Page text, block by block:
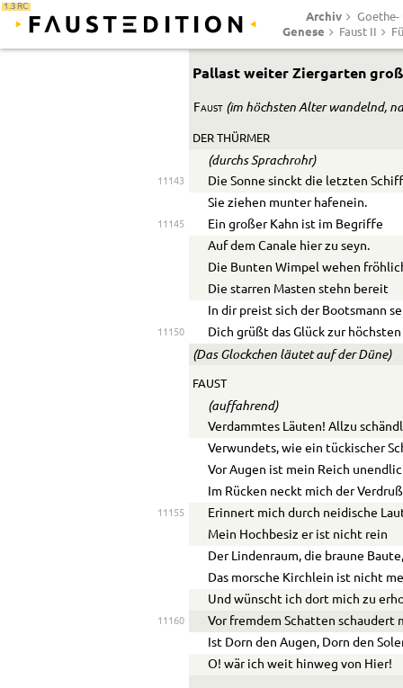
1.3 RC
Archiv Goethe-
Genese Faust II
Pallast weiter Ziergarten
Faust (im höchsten Alter wandelnd,
DER THÜRMER
(durchs Sprachrohr)
11143
Die Sonne sinckt die letzten
Sie ziehen munter hafenein.
11145
Ein großer Kahn ist im Begriffe
Auf dem Canale hier zu seyn.
Die Bunten Wimpel wehen
Die starren Masten stehn bereit
In dir preist sich der Bootsmann
11150 Dich grüßt das Glück zur
(Das Glockchen läutet auf der Düne)
FAUST
(auffahrend)
Verdammtes Läuten! Allzu
Verwundets, wie ein tückischer
Vor Augen ist mein Reich
Im Rücken neckt mich der
11155
Erinnert mich durch neidische
Mein Hochbesiz er ist nicht rein
Der Lindenraum, die braune
Das morsche Kirchlein ist nicht
Und wünscht ich dort mich zu
11160
Vor fremdem Schatten schaudert
Ist Dorn den Augen, Dorn den
O! wär ich weit hinweg von Hier!